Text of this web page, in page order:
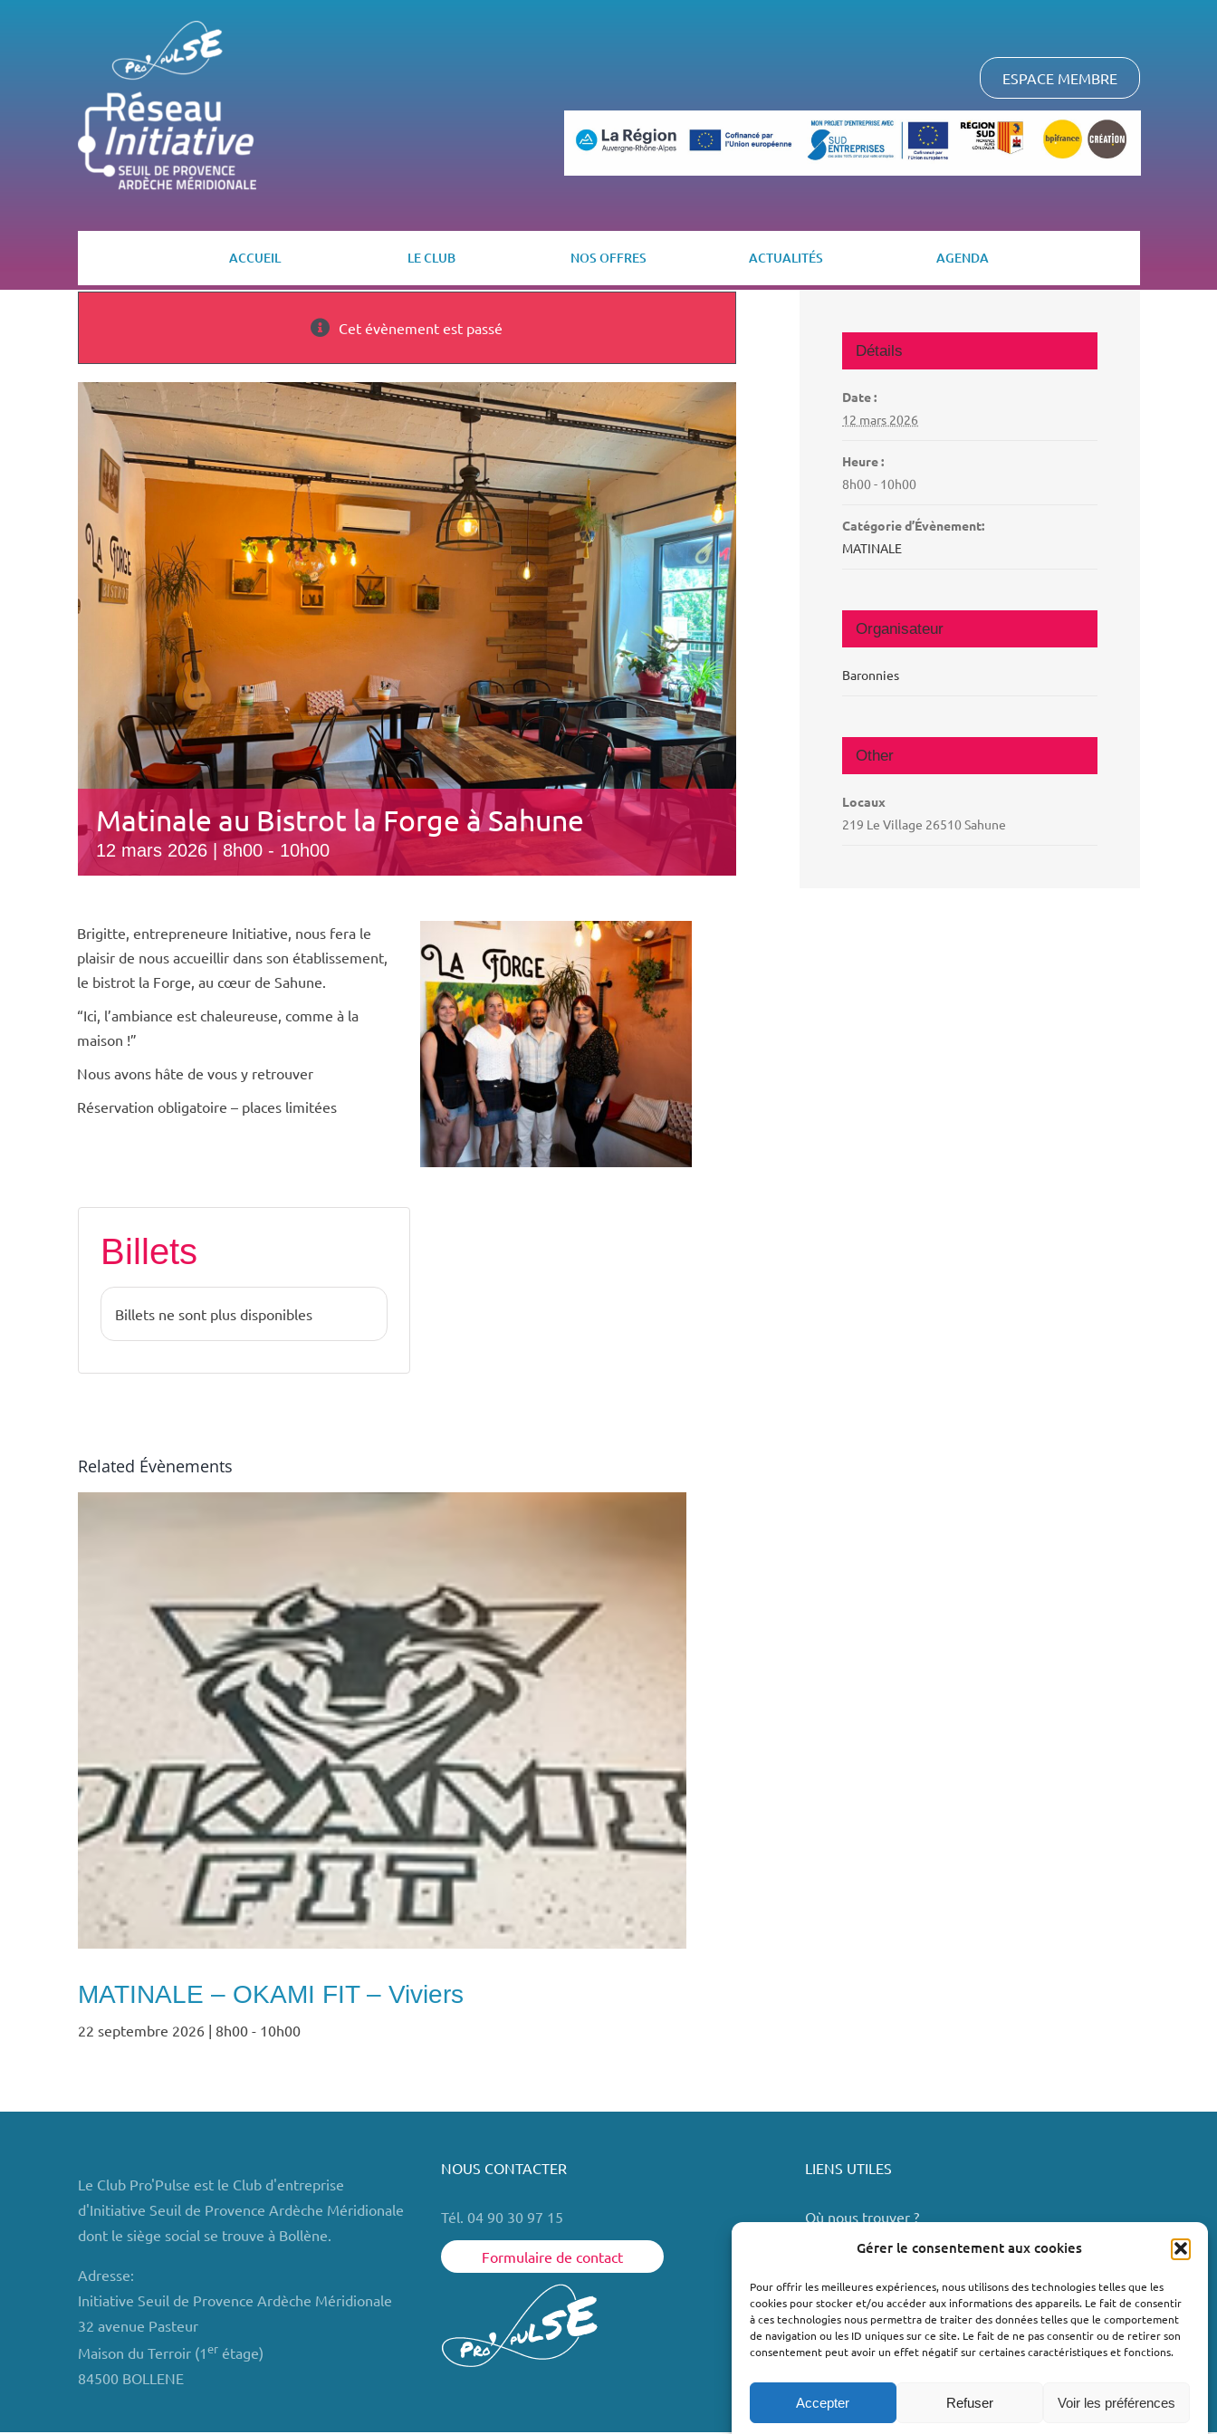
Gérer le consentement aux cookies
Pour offrir les meilleures expériences, nous utilisons des technologies telles que les
cookies pour stocker et/ou accéder aux informations des appareils. Le fait de consentir
à ces technologies nous permettra de traiter des données telles que le comportement
de navigation ou les ID uniques sur ce site. Le fait de ne pas consentir ou de retirer son
consentement peut avoir un effet négatif sur certaines caractéristiques et fonctions.
Accepter Refuser Voir les préférences
ESPACE MEMBRE
ACCUEIL LE CLUB NOS OFFRES ACTUALITÉS AGENDA
Cet évènement est passé
Matinale au Bistrot la Forge à Sahune
12 mars 2026 | 8h00- 10h00
Brigitte, entrepreneure Initiative, nous fera le
plaisir de nous accueillir dans son établissement,
le bistrot la Forge, au cœur de Sahune.
“Ici, l’ambiance est chaleureuse, comme à la
maison !”
Nous avons hâte de vous y retrouver
Réservation obligatoire – places limitées
Billets
Billets ne sont plus disponibles
Related Évènements
MATINALE – OKAMI FIT – Viviers
22 septembre 2026 | 8h00 - 10h00
Détails
Date :
12 mars 2026
Heure :
8h00 - 10h00
Catégorie d’Évènement:
MATINALE
Organisateur
Baronnies
Other
Locaux
219 Le Village 26510 Sahune
Le Club Pro'Pulse est le Club d'entreprise
d'Initiative Seuil de Provence Ardèche Méridionale
dont le siège social se trouve à Bollène.
Adresse:
Initiative Seuil de Provence Ardèche Méridionale
32 avenue Pasteur
Maison du Terroir (1erétage)
84500 BOLLENE
NOUS CONTACTER
Tél. 04 90 30 97 15
Formulaire de contact
LIENS UTILES
Où nous trouver ?
Valréas
Le Teil
Lachapelle-sous-Aubenas